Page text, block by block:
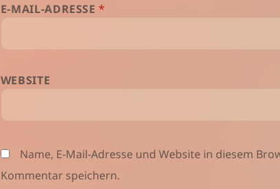
E-MAIL-ADRESSE*
WEBSITE
Name, E-Mail-Adresse und Website in diesem
Kommentar speichern.